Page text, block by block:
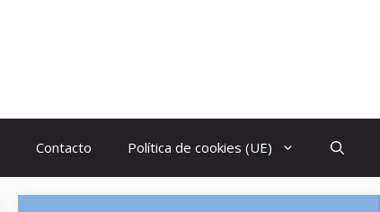
Contacto Política de cookies (UE)